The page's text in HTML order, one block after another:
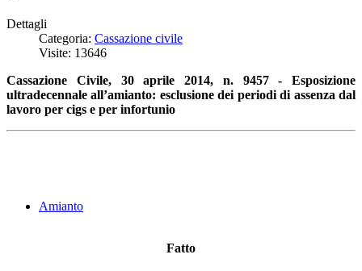
Dettagli
Categoria: Cassazione civile
Visite: 13646
Cassazione Civile, 30 aprile 2014, n. 9457 - Esposizione
ultradecennale all’amianto: esclusione dei periodi di assenza dal
lavoro per cigs e per infortunio
Amianto
Fatto